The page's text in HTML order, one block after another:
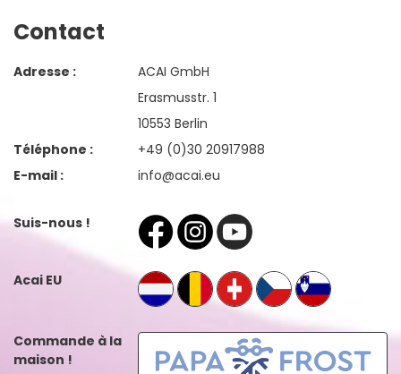
Contact
Adresse :
ACAI GmbH
Erasmusstr. 1
10553 Berlin
Téléphone :
+49 (0)30 20917988
E-mail :
info@acai.eu
Suis-nous !
Acai EU
Commande à la
maison !